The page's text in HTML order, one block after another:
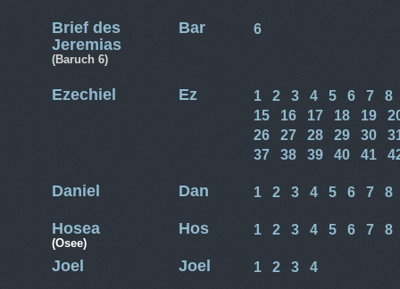
Brief des
Jeremias
(Baruch 6)
Bar 6
Ezechiel Ez 1 2 3 4 5 6 7
8
15
16 17 18 19
26
27 28 29 30
37
38 39 40 41
Daniel Dan 1 2 3 4 5 6 7 8
Hosea
(Osee)
Hos 1 2 3 4 5 6 7 8
Joel Joel 1 2 3 4